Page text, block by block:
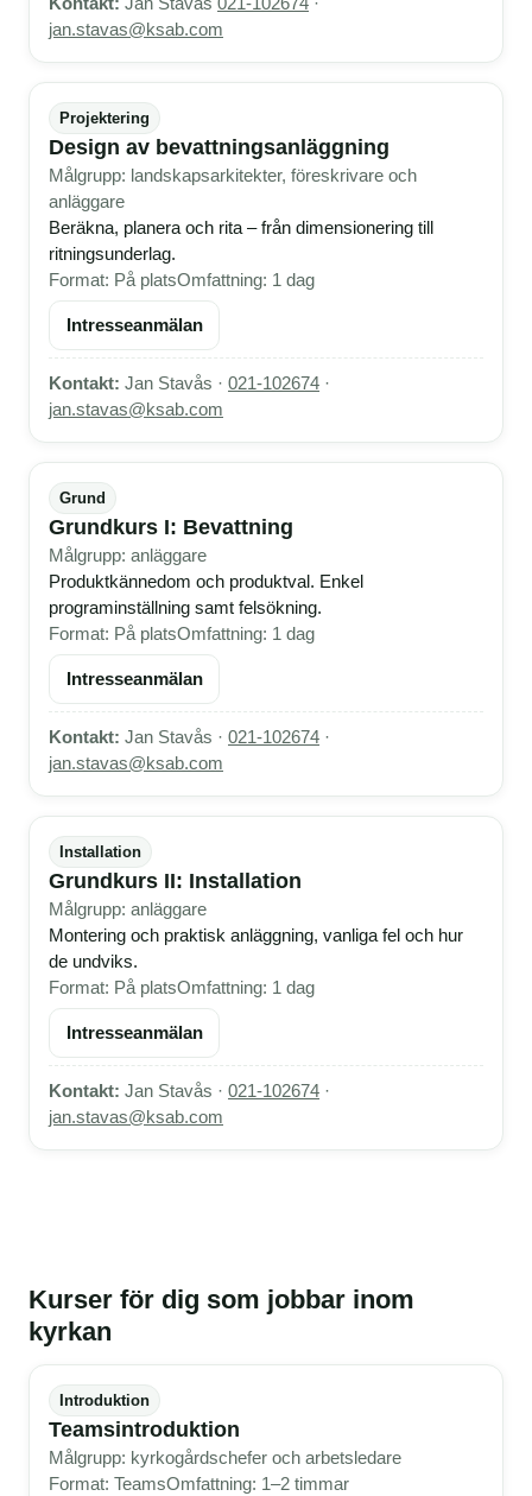
jan.stavas@ksab.com
Projektering
Design av bevattningsanläggning
Målgrupp: landskapsarkitekter, föreskrivare och
anläggare
Beräkna, planera och rita – från dimensionering till
ritningsunderlag.
Format: På platsOmfattning: 1 dag
Intresseanmälan
Kontakt: Jan Stavås · 021-102674 ·
jan.stavas@ksab.com
Grund
Grundkurs I: Bevattning
Målgrupp: anläggare
Produktkännedom och produktval. Enkel
programinställning samt felsökning.
Format: På platsOmfattning: 1 dag
Intresseanmälan
Kontakt: Jan Stavås · 021-102674 ·
jan.stavas@ksab.com
Installation
Grundkurs II: Installation
Målgrupp: anläggare
Montering och praktisk anläggning, vanliga fel och hur
de undviks.
Format: På platsOmfattning: 1 dag
Intresseanmälan
Kontakt: Jan Stavås · 021-102674 ·
jan.stavas@ksab.com
Kurser för dig som jobbar inom
kyrkan
Introduktion
Teamsintroduktion
Målgrupp: kyrkogårdschefer och arbetsledare
Format: TeamsOmfattning: 1–2 timmar